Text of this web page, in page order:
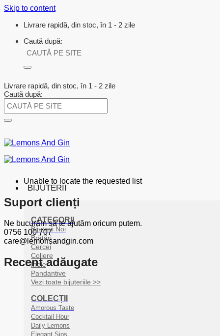
Skip to content
Livrare rapidă, din stoc, în 1 - 2 zile
Caută după:
Livrare rapidă, din stoc, în 1 - 2 zile
Caută după:
BIJUTERII
CATEGORII
Bijuterii Noi
Brățări
Cercei
Coliere
Inele
Pandantive
Vezi toate bijuteriile >>
COLECȚII
Amorous Taste
Cocktail Hour
Daily Lemons
Elegant Sips
Unable to locate the requested list
Suport clienți
Ne bucurăm să te ajutăm oricum putem.
0756 100 707
care@lemonsandgin.com
Recent adăugate